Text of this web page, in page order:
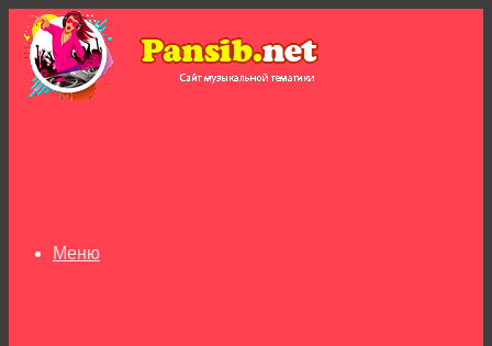
Меню